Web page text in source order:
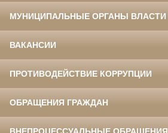
МУНИЦИПАЛЬНЫЕ ОРГАНЫ ВЛАСТИ
ВАКАНСИИ
ПРОТИВОДЕЙСТВИЕ КОРРУПЦИИ
ОБРАЩЕНИЯ ГРАЖДАН